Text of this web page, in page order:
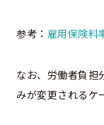
参考： 雇用保険料
なお、労働者負担
みが変更されるケ